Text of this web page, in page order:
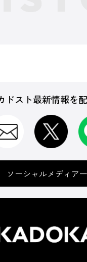
ドスト最新情報を
ソーシャルメディア